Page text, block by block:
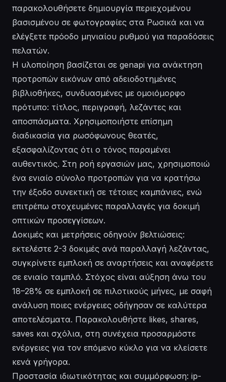
παρακολουθήσετε δημιουργία περιεχομένου
βασισμένου σε φωτογραφίες στα Ρωσικά και να
ελέγξετε πρόοδο μηνιαίου ρυθμού για παραδόσεις
πελατών.
Η υλοποίηση βασίζεται σε genapi για ανάκτηση
προτροπών εικόνων από αδειοδοτημένες
βιβλιοθήκες, συνδυασμένες με ομοιόμορφο
πρότυπο: τίτλος, περιγραφή, λεζάντες και
αποσπάσματα. Χρησιμοποιήστε επίσημη
διαδικασία για ρωσόφωνους θεατές,
εξασφαλίζοντας ότι ο τόνος παραμένει
αυθεντικός. Στη ροή εργασιών μας, χρησιμοποιώ
ένα ενιαίο σύνολο προτροπών για να κρατήσω
την έξοδο συνεκτική σε τέτοιες καμπάνιες, ενώ
επιτρέπω στοχευμένες παραλλαγές για δοκιμή
οπτικών προσεγγίσεων.
Δοκιμές και μετρήσεις οδηγούν βελτιώσεις:
εκτελέστε 2-3 δοκιμές ανά παραλλαγή λεζάντας,
συγκρίνετε εμπλοκή σε αναρτήσεις και αναφέρετε
σε ενιαίο ταμπλό. Στόχος είναι αύξηση άνω του
18–28% σε εμπλοκή σε πιλοτικούς μήνες, με σαφή
ανάλυση ποιες ενέργειες οδήγησαν σε καλύτερα
αποτελέσματα. Παρακολουθήστε likes, shares,
saves και σχόλια, στη συνέχεια προσαρμόστε
ενέργειες για τον επόμενο κύκλο για να κλείσετε
κενά γρήγορα.
Προστασία ιδιωτικότητας και συμμόρφωση: ip-